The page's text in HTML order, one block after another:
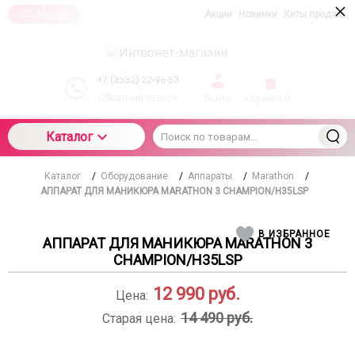
Акции Новинки Хиты продаж
+7 (3532) 22-96-53
Каталог
Каталог / Оборудование / Аппараты / Marathon
/
АППАРАТ ДЛЯ МАНИКЮРА MARATHON 3 CHAMPION/H35LSP
В ИЗБРАННОЕ
АППАРАТ ДЛЯ МАНИКЮРА MARATHON 3
CHAMPION/H35LSP
Цена: 12 990 руб.
Старая цена: 14 490 руб.
подтверждаете свое согласие на использование
компанией cookie-файлов в соответствии с
настоящим соглашением в отношении данного
×